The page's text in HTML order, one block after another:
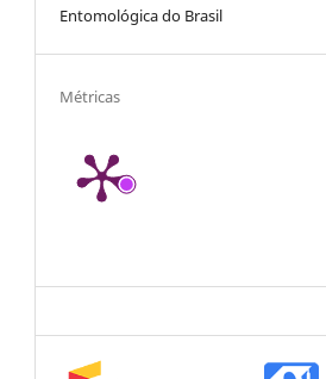
Entomológica do Brasil
Métricas